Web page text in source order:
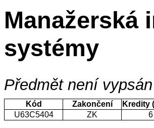
Manažerská
systémy
Předmět není vypsán
Kód Zakončení Kredity
U63C5404
ZK 6